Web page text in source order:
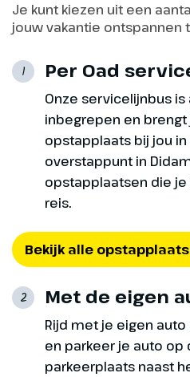
Dag 6
Birkenau
Vandaag
in Krakau
gaan naar
opgeven).
een lokale
meer over
tijdens de
hebben
terugkomst
Je kunt kiezen uit een
jouw vakantie ontspannen
1 Per Oad
Onze servicelijnbus
inbegrepen en brengt
opstapplaats bij jou
overstappunt in
opstapplaatsen die
reis.
Bekijk alle
2 Met de eigen
Rijd met je eigen
en parkeer je auto
parkeerplaats naast